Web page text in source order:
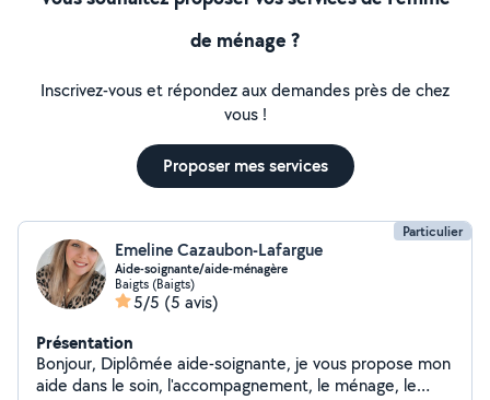
de ménage ?
Inscrivez-vous et répondez aux demandes près de chez
vous !
Proposer mes services
Particulier
Emeline Cazaubon-Lafargue
Aide-soignante/aide-ménagère
Baigts (Baigts)
5/5 (5 avis)
Présentation
Bonjour, Diplômée aide-soignante, je vous propose mon
aide dans le soin, l'accompagnement, le ménage, le